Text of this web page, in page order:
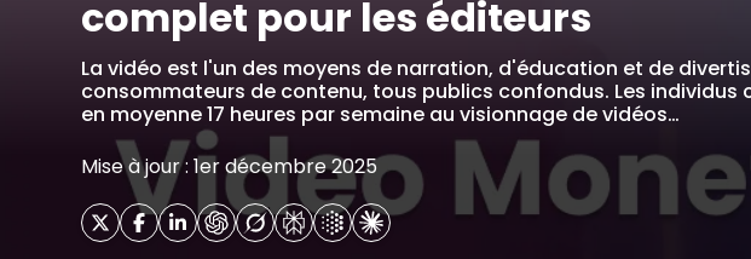
complet pour les éditeurs
La vidéo est l'un des moyens de narration, d'éducation et de
consommateurs de contenu, tous publics confondus. Les individus
en moyenne 17 heures par semaine au visionnage de vidéos…
Mise à jour : 1er décembre 2025